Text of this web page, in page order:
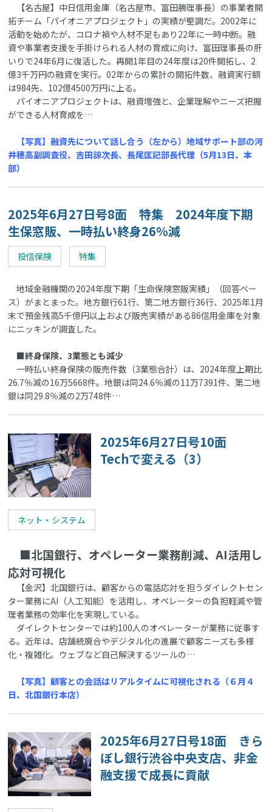
【名古屋】中日信用金庫（名古屋市、冨田勝理事長）の事業者開
拓チーム「パイオニアプロジェクト」の実績が堅調だ。2002年に
活動を始めたが、コロナ禍や人材不足もあり22年に一時中断。融
資や事業者支援を手掛けられる人材の育成に向け、冨田理事長の肝
いりで24年6月に復活した。再開1年目の24年度は20件開拓し、2
億3千万円の融資を実行。02年からの累計の開拓件数、融資実行額
は984先、102億4500万円に上る。
パイオニアプロジェクトは、融資増強と、企業理解やニーズ把握
ができる人材育成を…
【写真】融資先について話し合う（左から）地域サポート部の河
井穂高副調査役、吉田諒次長、長尾匡記部長代理（5月13日、本
部）
2025年6月27日号8面 特集 2024年度下期
生保窓販、一時払い終身26％減
投信保険 特集
地域金融機関の2024年度下期「生命保険窓販実績」（回答ベー
ス）がまとまった。地方銀行61行、第二地方銀行36行、2025年1月
末で預金残高5千億円以上および販売実績がある86信用金庫を対象
にニッキンが調査した。
■終身保険、3業態とも減少
一時払い終身保険の販売件数（3業態合計）は、2024年度上期比
26.7％減の16万5668件。地銀は同24.6％減の11万7391件、第二地
銀は同29.8％減の2万748件…
2025年6月27日号10面
Techで変える（3）
ネット・システム
■北国銀行、オペレーター業務削減、AI活用し
応対可視化
【金沢】北国銀行は、顧客からの電話応対を担うダイレクトセン
ター業務にAI（人工知能）を活用し、オペレーターの負担軽減や管
理者業務の効率化を実現している。
ダイレクトセンターでは約100人のオペレーターが業務に従事す
る。近年は、店舗統廃合やデジタル化の進展で顧客ニーズも多様
化・複雑化。ウェブなど自己解決するツールの…
【写真】顧客との会話はリアルタイムに可視化される（６月４
日、北国銀行本店）
2025年6月27日号18面 きら
ぼし銀行渋谷中央支店、非金
融支援で成長に貢献